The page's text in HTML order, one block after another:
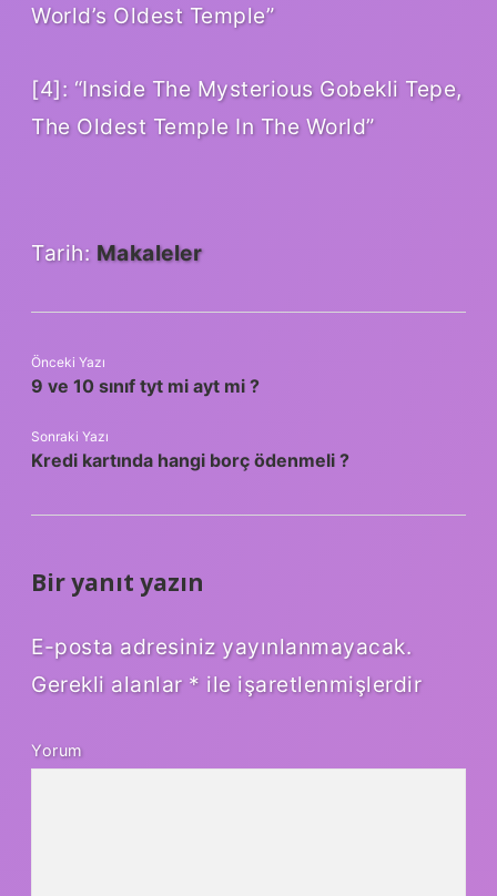
World’s Oldest Temple”
[4]: “Inside The Mysterious Gobekli Tepe,
The Oldest Temple In The World”
Tarih: Makaleler
Önceki Yazı
9 ve 10 sınıf tyt mi ayt mi ?
Sonraki Yazı
Kredi kartında hangi borç ödenmeli ?
Bir yanıt yazın
E-posta adresiniz yayınlanmayacak.
Gerekli alanlar * ile işaretlenmişlerdir
Yorum